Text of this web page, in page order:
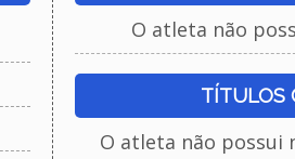
O atleta não
TÍTULOS
O atleta não possui